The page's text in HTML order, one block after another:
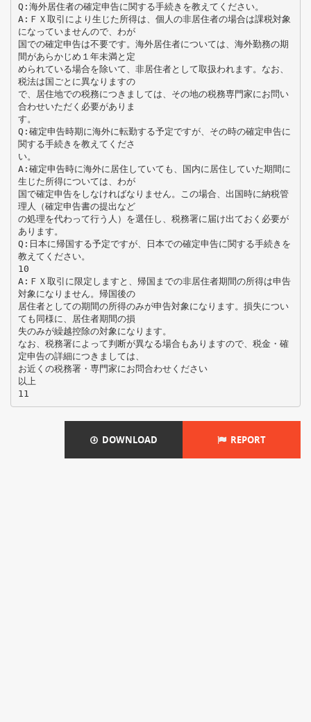
Q:海外居住者の確定申告に関する手続きを教えてください。
A:ＦＸ取引により生じた所得は、個人の非居住者の場合は課税対象
になっていませんので、わが
国での確定申告は不要です。海外居住者については、海外勤務の期
間があらかじめ１年未満と定
められている場合を除いて、非居住者として取扱われます。なお、
税法は国ごとに異なりますの
で、居住地での税務につきましては、その地の税務専門家にお問い
合わせいただく必要がありま
す。
Q:確定申告時期に海外に転勤する予定ですが、その時の確定申告に
関する手続きを教えてくださ
い。
A:確定申告時に海外に居住していても、国内に居住していた期間に
生じた所得については、わが
国で確定申告をしなければなりません。この場合、出国時に納税管
理人（確定申告書の提出など
の処理を代わって行う人）を選任し、税務署に届け出ておく必要が
あります。
Q:日本に帰国する予定ですが、日本での確定申告に関する手続きを
教えてください。
10
A:ＦＸ取引に限定しますと、帰国までの非居住者期間の所得は申告
対象になりません。帰国後の
居住者としての期間の所得のみが申告対象になります。損失につい
ても同様に、居住者期間の損
失のみが繰越控除の対象になります。
なお、税務署によって判断が異なる場合もありますので、税金・確
定申告の詳細につきましては、
お近くの税務署・専門家にお問合わせください
以上
DOWNLOAD REPORT